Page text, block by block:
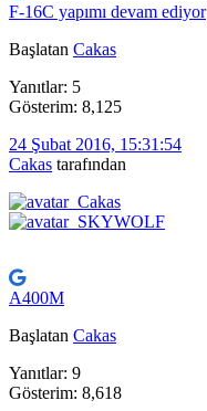
F-16C yapımı devam ediyor
Başlatan Cakas
Yanıtlar: 5
Gösterim: 8,125
24 Şubat 2016, 15:31:54
Cakas tarafından
A400M
Başlatan Cakas
Yanıtlar: 9
Gösterim: 8,618